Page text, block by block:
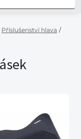
Příslušenství hlava /